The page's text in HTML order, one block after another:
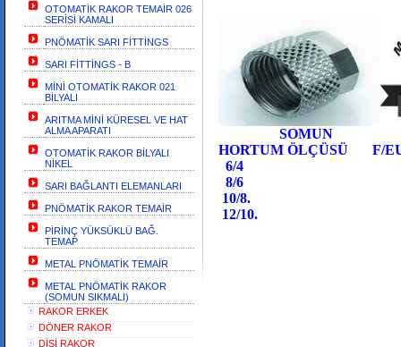
OTOMATİK RAKOR TEMAİR 026
SERİSİ KAMALI
PNÖMATİK SARI FİTTİNGS
SARI FİTTİNGS - B
MİNİ OTOMATİK RAKOR 021
BİLYALI
ARITMA MİNİ KÜRESEL VE HAT
ALMA APARATI
OTOMATİK RAKOR BİLYALI
NİKEL
SARI BAĞLANTI ELEMANLARI
PNÖMATİK RAKOR TEMAİR
PİRİNÇ YÜKSÜKLÜ BAĞ.
TEMAP
METAL PNÖMATİK TEMAİR
METAL PNÖMATİK RAKOR
(SOMUN SIKMALI)
RAKOR ERKEK
DÖNER RAKOR
DİŞİ RAKOR
SOMUN
HORTUM ÖLÇÜSÜ
F/
6/4
8/6
10/8.
12/10.